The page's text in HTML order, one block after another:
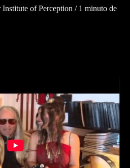
Institute of Perception / 1 minuto de